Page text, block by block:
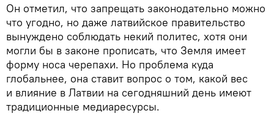
Он отметил, что запрещать законодательно можно
что угодно, но даже латвийское правительство
вынуждено соблюдать некий политес, хотя они
могли бы в законе прописать, что Земля имеет
форму носа черепахи. Но проблема куда
глобальнее, она ставит вопрос о том, какой вес
и влияние в Латвии на сегодняшний день имеют
традиционные медиаресурсы.